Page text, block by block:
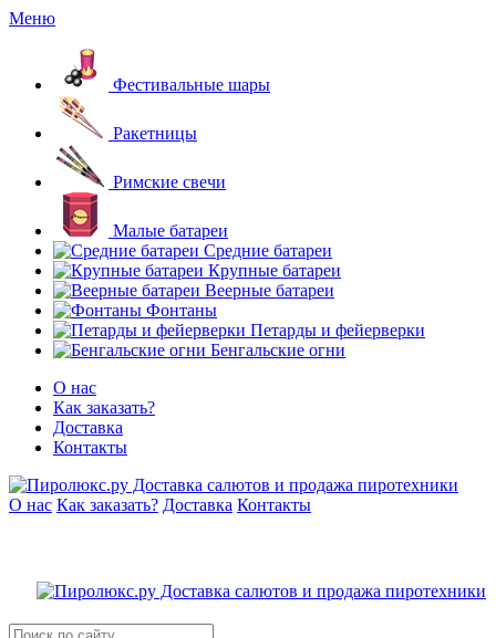
Меню
Фестивальные шары
Ракетницы
Римские свечи
Малые батареи
Средние батареи
Крупные батареи
Веерные батареи
Фонтаны
Петарды и фейерверки
Бенгальские огни
О нас
Как заказать?
Доставка
Контакты
О нас Как заказать? Доставка Контакты